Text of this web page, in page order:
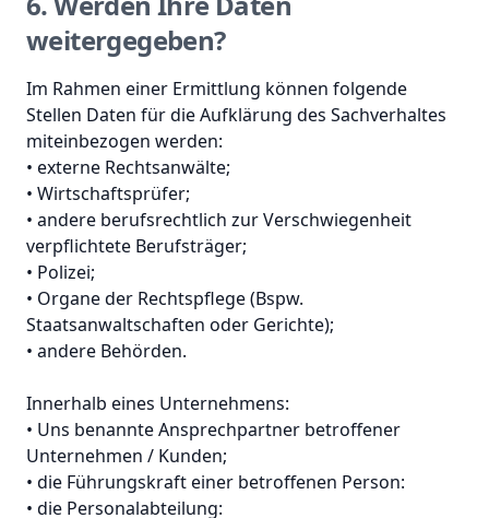
weitergegeben?
Im Rahmen einer Ermittlung können folgende
Stellen Daten für die Aufklärung des Sachverhaltes
miteinbezogen werden:
• externe Rechtsanwälte;
• Wirtschaftsprüfer;
• andere berufsrechtlich zur Verschwiegenheit
verpflichtete Berufsträger;
• Polizei;
• Organe der Rechtspflege (Bspw.
Staatsanwaltschaften oder Gerichte);
• andere Behörden.
Innerhalb eines Unternehmens:
• Uns benannte Ansprechpartner betroffener
Unternehmen / Kunden;
• die Führungskraft einer betroffenen Person:
• die Personalabteilung: